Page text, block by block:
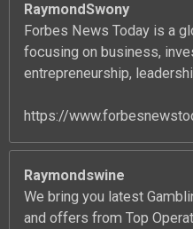
RaymondSwony
Forbes News Today is a
focusing on business,
entrepreneurship,
https://
Raymondswine
We bring you latest
and offers from Top